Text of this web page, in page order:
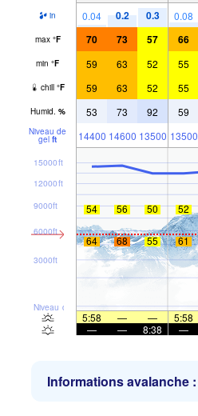
in 0.04 0.2 0.3 0.08
max °F 70 73 57 66
min °F 59 63 52 55
chill °F 59 63 52 55
Humid. % 53 73 92 59
Niveau de
gel ft 14400 14600 13500 13500
Niveau de la mer
3000ft
6000ft
9000ft
12000ft
15000ft
54 56 50 52
64 68 55 61
5:58 — — 5:58
—
— 8:38 —
Informations avalanche :